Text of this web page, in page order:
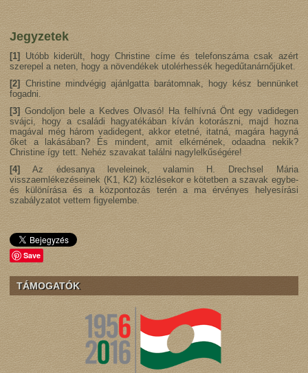
Jegyzetek
[1] Utóbb kiderült, hogy Christine címe és telefonszáma csak azért
szerepel a neten, hogy a növendékek utolérhessék hegedűtanárnőjüket.
[2] Christine mindvégig ajánlgatta barátomnak, hogy kész bennünket
fogadni.
[3]Gondoljon bele a Kedves Olvasó! Ha felhívná Önt egy vadidegen
svájci, hogy a családi hagyatékában kíván kotorászni, majd hozna
magával még három vadidegent, akkor etetné, itatná, magára hagyná
őket a lakásában? És mindent, amit elkérnének, odaadna nekik?
Christine így tett. Nehéz szavakat találni nagylelkűségére!
[4]
Az édesanya leveleinek, valamin H. Drechsel Mária
visszaemlékezéseinek (K1, K2) közlésekor e kötetben a szavak egybe-
és különírása és a központozás terén a ma érvényes helyesírási
szabályzatot vettem figyelembe.
Save
TÁMOGATÓK